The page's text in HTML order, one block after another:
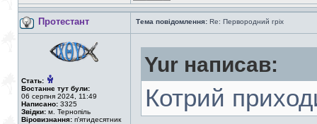
Протестант Тема повідомлення: Re: Первородний гріх
Стать:
Востаннє тут були:
06 серпня 2024, 11:49
Написано: 3325
Звідки: м. Тернопіль
Віровизнання: п'ятидесятник
Yur написав:
Котрий